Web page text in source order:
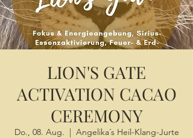
LION'S GATE
ACTIVATION CACAO
CEREMONY
Do., 08. Aug.
  |
Angelika´s Heil-Klang-Jurte